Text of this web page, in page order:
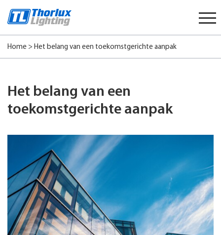
content
Home > Het belang van een toekomstgerichte aanpak
Het belang van een
toekomstgerichte aanpak